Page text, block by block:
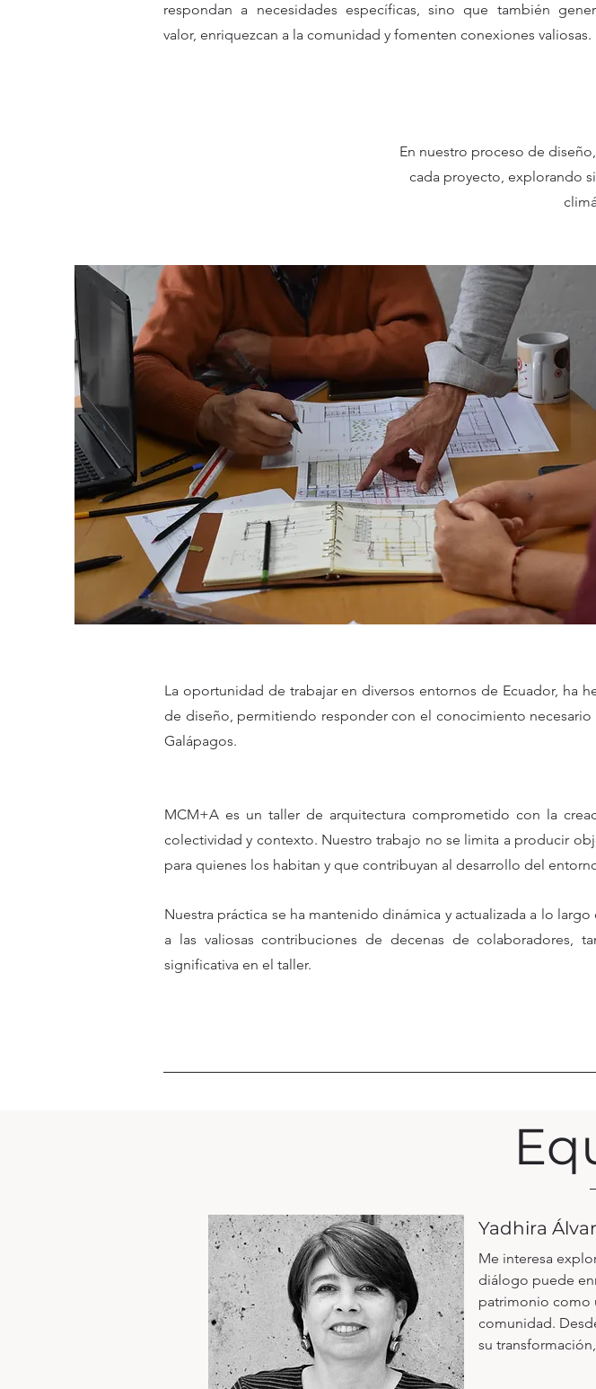
respondan a necesidades específicas, sino que también
valor, enriquezcan a la comunidad y fomenten conexiones valiosas.
En nuestro proceso de
cada proyecto, explorando
La oportunidad de trabajar en diversos entornos de Ecuador, ha
de diseño, permitiendo responder con el conocimiento necesario
Galápagos.
MCM+A es un taller de arquitectura comprometido con la
colectividad y contexto. Nuestro trabajo no se limita a producir
para quienes los habitan y que contribuyan al desarrollo del
​Nuestra práctica se ha mantenido dinámica y actualizada a lo
a las valiosas contribuciones de decenas de colaboradores,
significativa en el taller.
Yadhira
Me interesa
diálogo puede
patrimonio como
comunidad.
su